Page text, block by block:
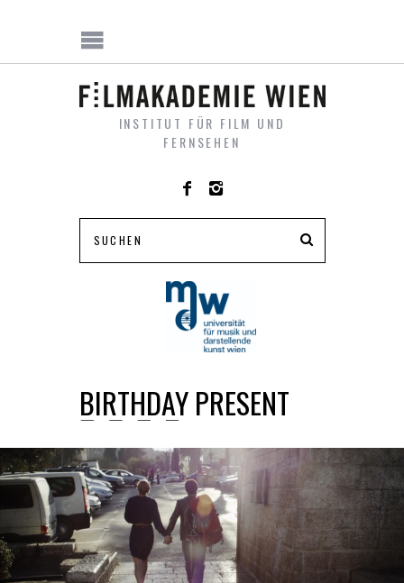
INSTITUT FÜR FILM UND
FERNSEHEN
BIRTHDAY PRESENT